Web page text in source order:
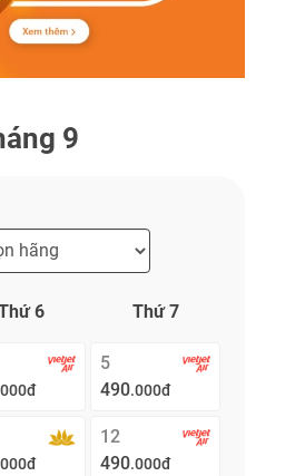
9
6 Thứ 7
5
490.000đ
12
490.000đ